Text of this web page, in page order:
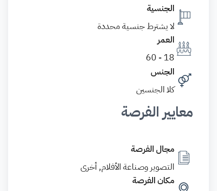
الجنسية
لا يشترط جنسية محددة
العمر
18 - 60
الجنس
كلا الجنسين
معايير الفرصة
مجال الفرصة
التصوير وصناعة الأفلام, أخرى
مكان الفرصة